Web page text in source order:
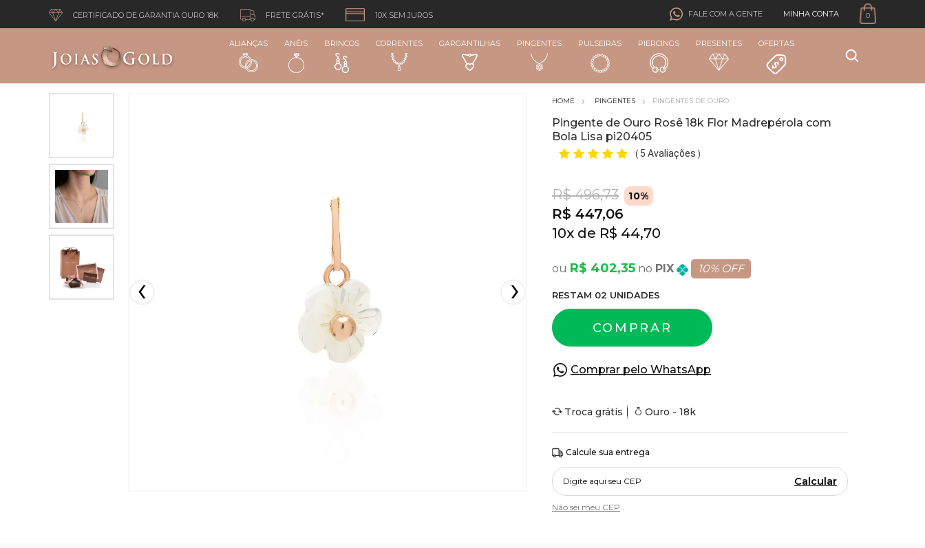
CERTIFICADO DE GARANTIA OURO 18K FRETE GRÁTIS* 10X SEM JUROS FALE COM A GENTE MINHA CONTA 0
ALIANÇAS ANÉIS BRINCOS CORRENTES GARGANTILHAS PINGENTES PULSEIRAS PIERCINGS PRESENTES OFERTAS
PINGENTES PINGENTES DE OURO
Pingente de Ouro Rosê 18k Flor Madrepérola com
Bola Lisa pi20405
( 5 Avaliações )
R$ 496,73 10%
R$ 447,06
10x R$ 44,70
R$ 402,35 PIX 10% OFF
RESTAM 02 UNIDADES
COMPRAR
Comprar pelo WhatsApp
Troca grátis Ouro - 18k
Calcule sua entrega
Calcular
Não sei meu CEP